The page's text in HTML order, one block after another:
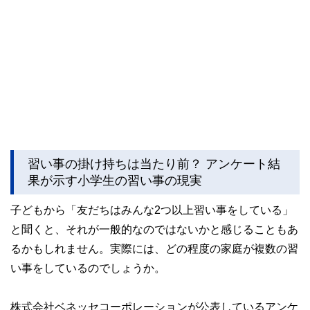
習い事の掛け持ちは当たり前？ アンケート結
果が示す小学生の習い事の現実
子どもから「友だちはみんな2つ以上習い事をしている」
と聞くと、それが一般的なのではないかと感じることもあ
るかもしれません。実際には、どの程度の家庭が複数の習
い事をしているのでしょうか。
株式会社ベネッセコーポレーションが公表しているアンケ